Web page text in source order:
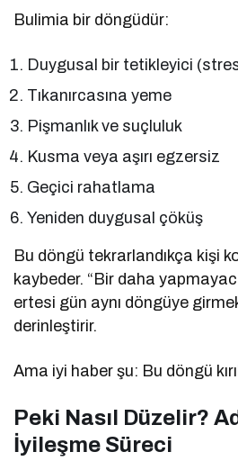
Bulimia bir döngüdür:
Duygusal bir tetikleyici
Tıkanırcasına yeme
Pişmanlık ve suçluluk
Kusma veya aşırı egzersiz
Geçici rahatlama
Yeniden duygusal çöküş
Bu döngü tekrarlandıkça kişi
kaybeder. “Bir daha
ertesi gün aynı döngüye
derinleştirir.
Ama iyi haber şu: Bu döngü
Peki Nasıl Düzelir?
İyileşme Süreci